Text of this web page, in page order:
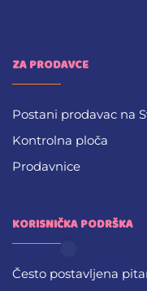
ZA PRODAVCE
Postani prodavac na
Kontrolna ploča
Prodavnice
KORISNIČKA PODRŠKA
Često postavljena